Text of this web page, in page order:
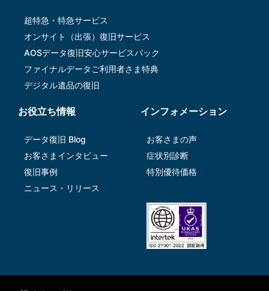
超特急・特急サービス
オンサイト（出張）復旧サービス
AOSデータ復旧安⼼サービスパック
ファイナルデータご利⽤者さま特典
デジタル遺品の復旧
お役立ち情報
データ復旧 Blog
お客さまインタビュー
復旧事例
ニュース・リリース
インフォメーション
お客さまの声
症状別診断
特別優待価格